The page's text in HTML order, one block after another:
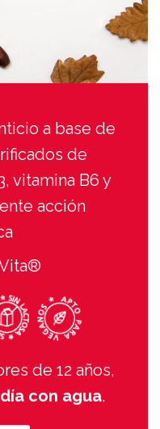
a base de
de
vitamina B6 y
acción
®
de 12 años,
con agua.